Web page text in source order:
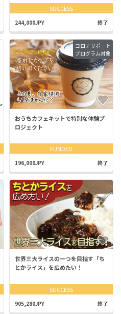
SUCCESS
244,000JPY 終了
コロナサポート
プログラム対象
おうちカフェキットで特別な体験プ
ロジェクト
FUNDED
196,000JPY 終了
世界三大ライスの一つを目指す「ち
とかライス」を広めたい！
SUCCESS
905,280JPY 終了